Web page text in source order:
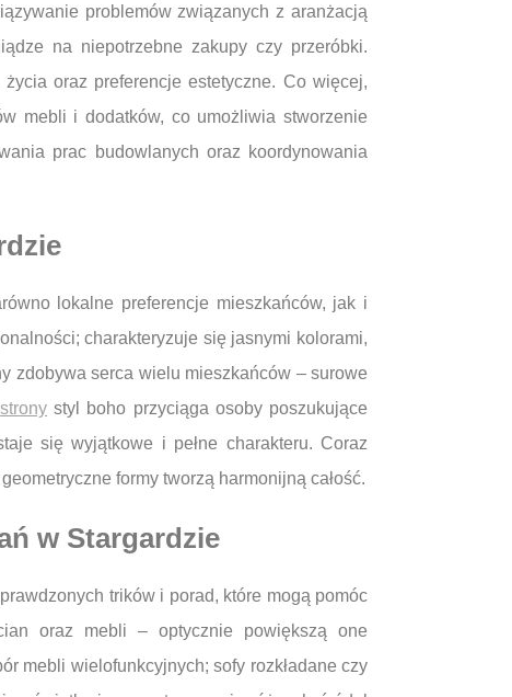
problemów związanych z aranżacją
na niepotrzebne zakupy czy przeróbki.
oraz preferencje estetyczne. Co więcej,
mebli i dodatków, co umożliwia stworzenie
prac budowlanych oraz koordynowania
lokalne preferencje mieszkańców, jak i
charakteryzuje się jasnymi kolorami,
zdobywa serca wielu mieszkańców – surowe
strony styl boho przyciąga osoby poszukujące
się wyjątkowe i pełne charakteru. Coraz
formy tworzą harmonijną całość.
w Stargardzie
trików i porad, które mogą pomóc
oraz mebli – optycznie powiększą one
mebli wielofunkcyjnych; sofy rozkładane czy